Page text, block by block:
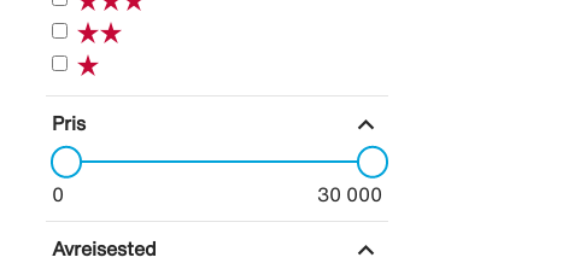
Pris expand_more
0 30 000
Avreisested expand_more